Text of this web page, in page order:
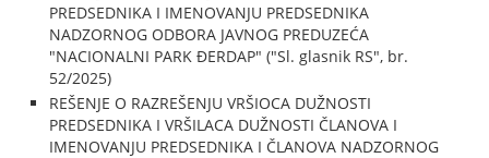
PREDSEDNIKA I IMENOVANJU PREDSEDNIKA
NADZORNOG ODBORA JAVNOG PREDUZEĆA
"NACIONALNI PARK ĐERDAP" ("Sl. glasnik RS", br.
52/2025)
REŠENJE O RAZREŠENJU VRŠIOCA DUŽNOSTI
PREDSEDNIKA I VRŠILACA DUŽNOSTI ČLANOVA I
IMENOVANJU PREDSEDNIKA I ČLANOVA NADZORNOG